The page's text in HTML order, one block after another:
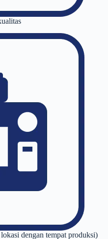
dengan tempat produksi)